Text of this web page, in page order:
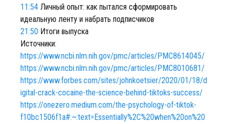
11:54 Личный опыт: как пытался сформировать
идеальную ленту и набрать подписчиков
21:50 Итоги выпуска
Источники:
https://www.ncbi.nlm.nih.gov/pmc/articles/PMC8614045/
https://www.ncbi.nlm.nih.gov/pmc/articles/PMC8010681/
https://www.forbes.com/sites/johnkoetsier/2020/01/18/d
igital-crack-cocaine-the-science-behind-tiktoks-success/
https://onezero.medium.com/the-psychology-of-tiktok-
f10bc1506f1a#:~:text=Essentially%2C%20when%20on%20